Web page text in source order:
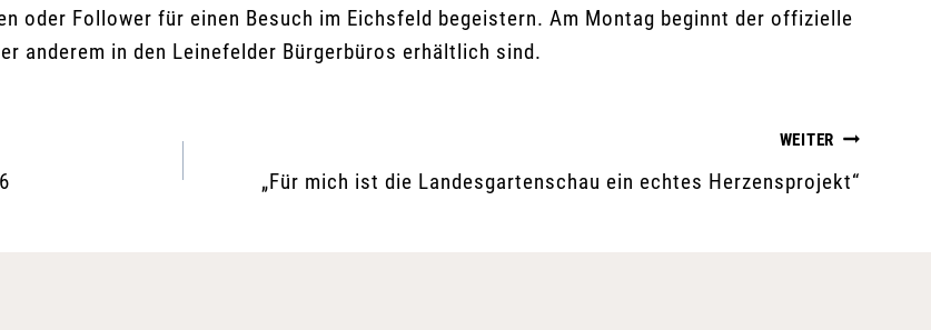
oder Follower für einen Besuch im Eichsfeld begeistern. Am Montag beginnt der offizielle
anderem in den Leinefelder Bürgerbüros erhältlich sind.
WEITER
„Für mich ist die Landesgartenschau ein echtes Herzensprojekt“